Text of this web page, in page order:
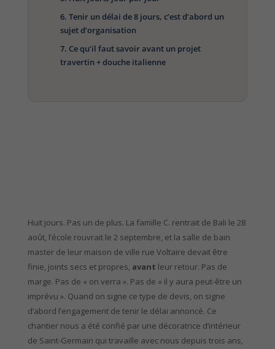
Tenir un délai de 8 jours, c’est d’abord un
sujet d’organisation
Ce qu’il faut savoir avant un projet
travertin + douche italienne
Huit jours. Pas un de plus. La famille C. rentrait de Bali le 28
août, l’école rouvrait le 2 septembre, et la salle de bain
master de leur maison de ville rue Voltaire devait être
finie, joints secs et propres, avant leur retour. Pas de
marge. Pas de « on verra ». Pas de « il y aura peut-être un
imprévu ». Quand on signe ce type de devis, on signe
d’abord l’engagement de tenir le délai annoncé. Ce
chantier nous a été confié par une décoratrice d’intérieur
de Saint-Germain qui travaille avec nous depuis trois ans,